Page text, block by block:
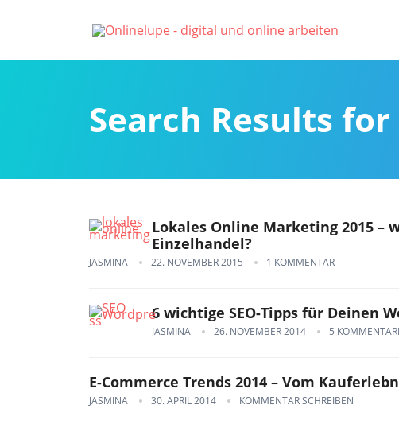
Search Results
Lokales Online Marketing 2015 –
Einzelhandel?
JASMINA 22. NOVEMBER 2015 1 KOMMENTAR
6 wichtige SEO-Tipps für Deinen
JASMINA 26. NOVEMBER 2014 5
E-Commerce Trends 2014 – Vom
JASMINA 30. APRIL 2014 KOMMENTAR SCHREIBEN